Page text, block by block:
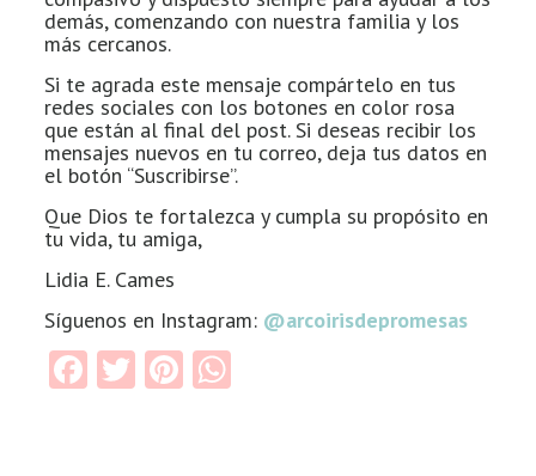
demás, comenzando con nuestra familia y los
más cercanos.
Si te agrada este mensaje compártelo en tus
redes sociales con los botones en color rosa
que están al final del post. Si deseas recibir los
mensajes nuevos en tu correo, deja tus datos en
el botón “Suscribirse”.
Que Dios te fortalezca y cumpla su propósito en
tu vida, tu amiga,
Lidia E. Cames
Síguenos en Instagram: @arcoirisdepromesas
Facebook
TwitterPinterest
WhatsApp